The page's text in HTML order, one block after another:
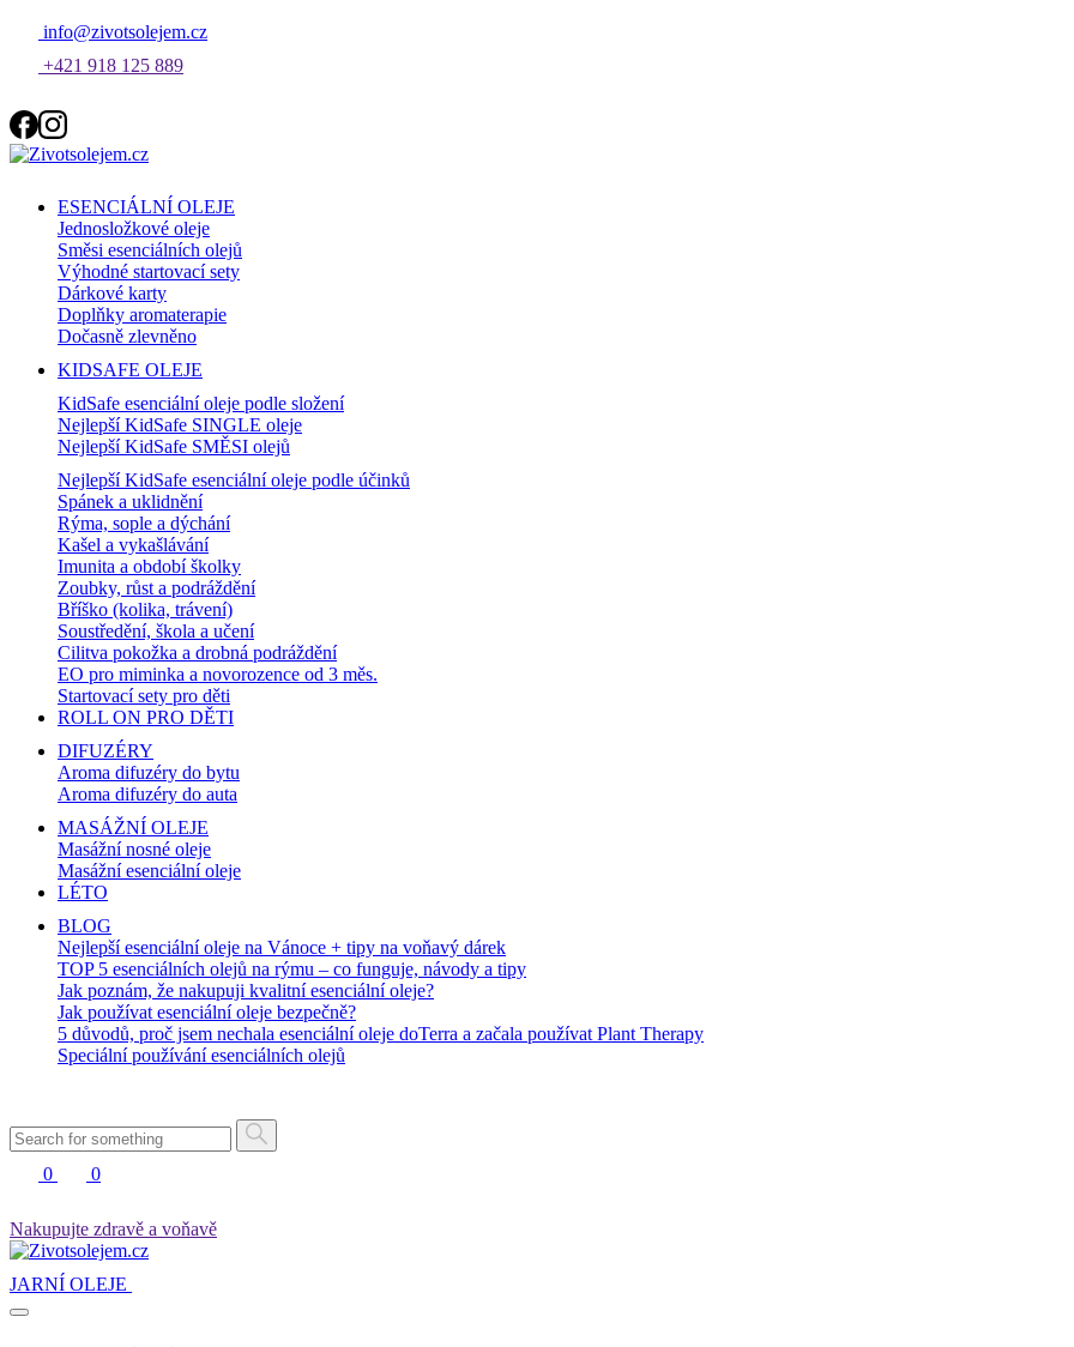
info@zivotsolejem.cz
+421 918 125 889
ESENCIÁLNÍ OLEJE
Jednosložkové oleje
Směsi esenciálních olejů
Výhodné startovací sety
Dárkové karty
Doplňky aromaterapie
Dočasně zlevněno
KIDSAFE OLEJE
KidSafe esenciální oleje podle složení
Nejlepší KidSafe SINGLE oleje
Nejlepší KidSafe SMĚSI olejů
Nejlepší KidSafe esenciální oleje podle účinků
Spánek a uklidnění
Rýma, sople a dýchání
Kašel a vykašlávání
Imunita a období školky
Zoubky, růst a podráždění
Bříško (kolika, trávení)
Soustředění, škola a učení
Cilitva pokožka a drobná podráždění
EO pro miminka a novorozence od 3 měs.
Startovací sety pro děti
ROLL ON PRO DĚTI
DIFUZÉRY
Aroma difuzéry do bytu
Aroma difuzéry do auta
MASÁŽNÍ OLEJE
Masážní nosné oleje
Masážní esenciální oleje
LÉTO
BLOG
Nejlepší esenciální oleje na Vánoce + tipy na voňavý dárek
TOP 5 esenciálních olejů na rýmu – co funguje, návody a tipy
Jak poznám, že nakupuji kvalitní esenciální oleje?
Jak používat esenciální oleje bezpečně?
5 důvodů, proč jsem nechala esenciální oleje doTerra a začala používat Plant Therapy
Speciální používání esenciálních olejů
0 0
Nakupujte zdravě a voňavě
JARNÍ OLEJE